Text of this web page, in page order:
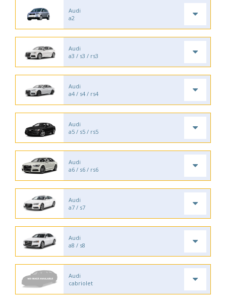
Audi
a2
Audi
a3 / s3 / rs3
Audi
a4 / s4 / rs4
Audi
a5 / s5 / rs5
Audi
a6 / s6 / rs6
Audi
a7 / s7
Audi
a8 / s8
Audi
cabriolet